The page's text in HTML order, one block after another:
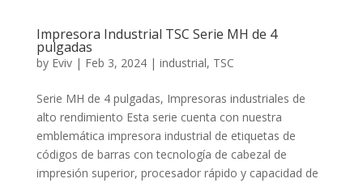
Impresora Industrial TSC Serie MH de 4
pulgadas
by Eviv| Feb 3, 2024| industrial, TSC
Serie MH de 4 pulgadas, Impresoras industriales de
alto rendimiento Esta serie cuenta con nuestra
emblemática impresora industrial de etiquetas de
códigos de barras con tecnología de cabezal de
impresión superior, procesador rápido y capacidad de